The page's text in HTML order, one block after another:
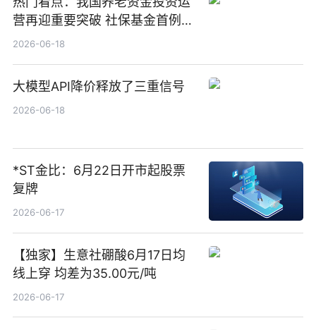
营再迎重要突破 社保基金首例期
货账户完成开立
2026-06-18
大模型API降价释放了三重信号
2026-06-18
*ST金比：6月22日开市起股票
复牌
2026-06-17
【独家】生意社硼酸6月17日均
线上穿 均差为35.00元/吨
2026-06-17